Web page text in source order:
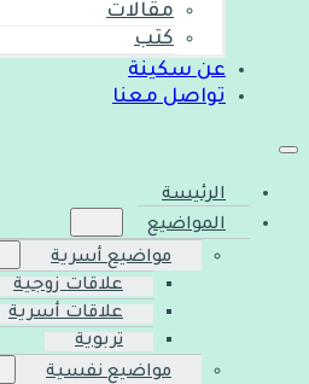
مقالات
كتب
عن سكينة
تواصل معنا
الرئيسة
المواضيع
مواضيع أسرية
علاقات زوجية
علاقات أسرية
تربوية
مواضيع نفسية